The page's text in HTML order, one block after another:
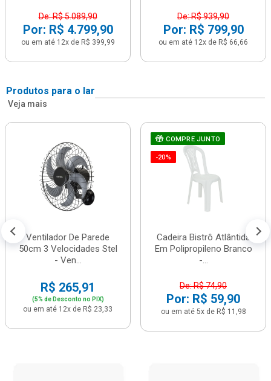
De: R$ 5.089,90
Por: R$ 4.799,90
ou em até 12x de R$ 399,99
De: R$ 939,90
Por: R$ 799,90
ou em até 12x de R$ 66,66
Produtos para o lar
Veja mais
Ventilador De Parede
50cm 3 Velocidades Stel
- Ven...
R$ 265,91
(5% de Desconto no PIX)
ou em até 12x de R$ 23,33
COMPRE JUNTO
-20%
Cadeira Bistrô Atlântida
Em Polipropileno Branco
-...
De: R$ 74,90
Por: R$ 59,90
ou em até 5x de R$ 11,98